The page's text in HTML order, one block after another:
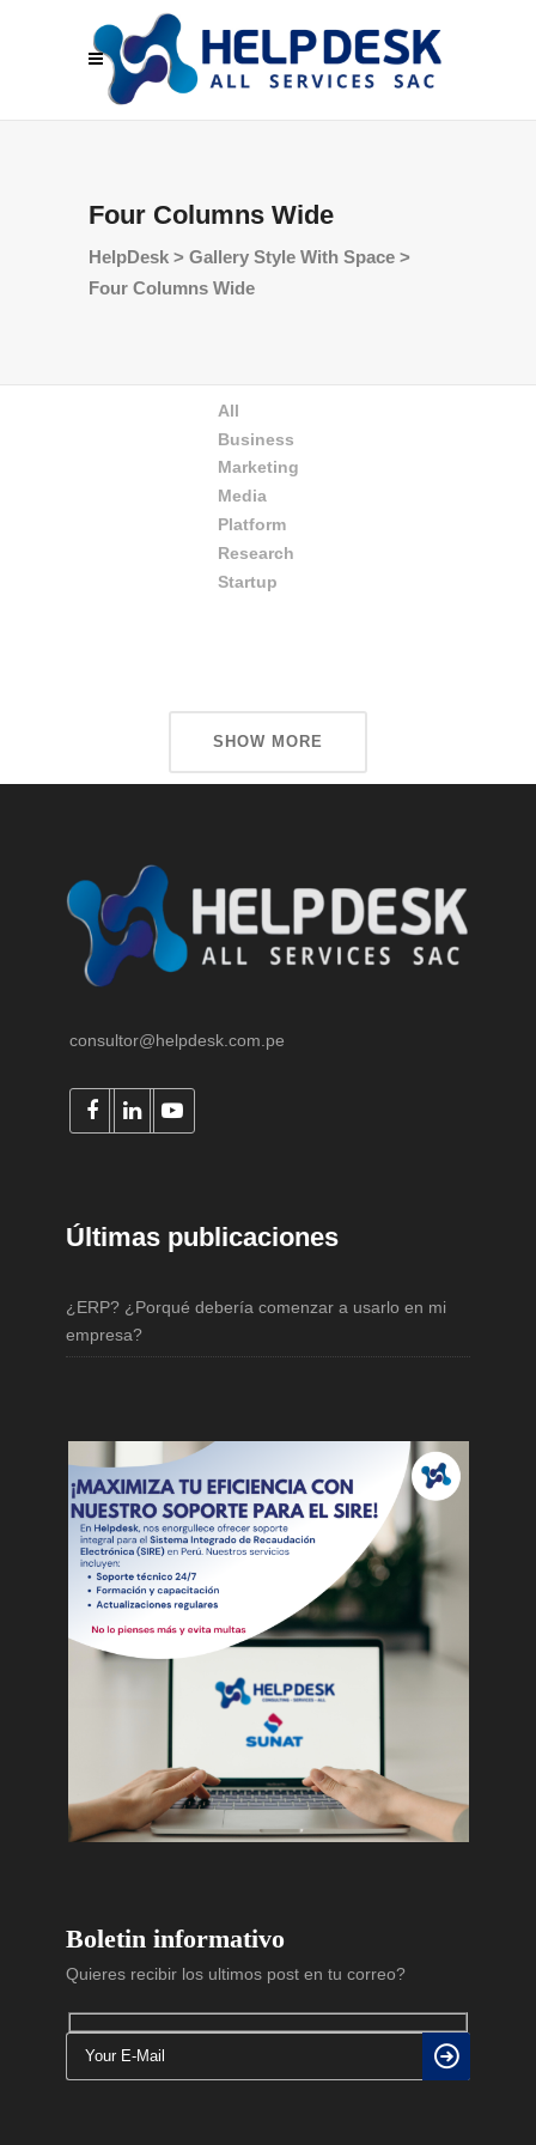
Four Columns Wide
HelpDesk > Gallery Style With Space >
Four Columns Wide
All
Business
Marketing
Media
Platform
Research
Startup
SHOW MORE
consultor@helpdesk.com.pe
Últimas publicaciones
¿ERP? ¿Porqué debería comenzar a usarlo en mi
empresa?
Boletin informativo
Quieres recibir los ultimos post en tu correo?